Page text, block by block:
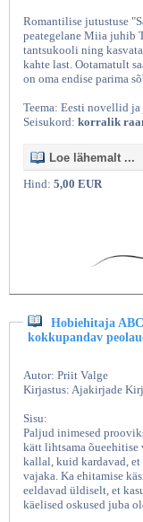
Romantilise jutustuse
peategelane Miia juhib
tantsukooli ning
kahte last. Ootamatult
on oma endise parima
Teema: Eesti novellid
Seisukord: korralik
Loe lähemalt ...
Hind: 5,00 EUR
Hobiehitaja
kokkupandav
Autor: Priit Valge
Kirjastus: Ajakirjade
Sisu:
Paljud inimesed
kätt lihtsama
kallal, kuid kardavad, et
vajaka. Ka ehitamise
eeldavad üldiselt, et
käelised oskused juba